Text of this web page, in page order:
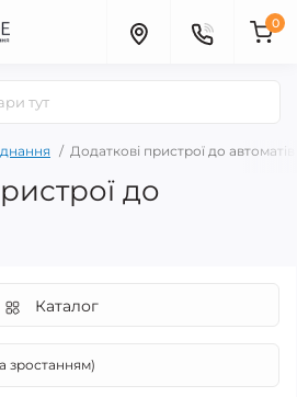
0
Додаткові пристрої до автоматів
до
Каталог